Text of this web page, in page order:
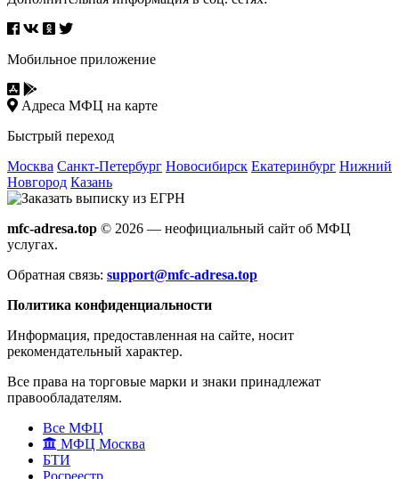
Мобильное приложение
Адреса МФЦ на карте
Быстрый переход
Москва Санкт-Петербург Новосибирск Екатеринбург Нижний
Новгород Казань
mfc-adresa.top © 2026 — неофициальный сайт об МФЦ
услугах.
Обратная связь: support@mfc-adresa.top
Политика конфиденциальности
Информация, предоставленная на сайте, носит
рекомендательный характер.
Все права на торговые марки и знаки принадлежат
правообладателям.
Все МФЦ
МФЦ Москва
БТИ
Росреестр